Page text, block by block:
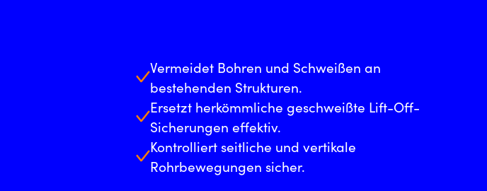
Vermeidet Bohren und Schweißen an
bestehenden Strukturen.
Ersetzt herkömmliche geschweißte Lift-Off-
Sicherungen effektiv.
Kontrolliert seitliche und vertikale
Rohrbewegungen sicher.